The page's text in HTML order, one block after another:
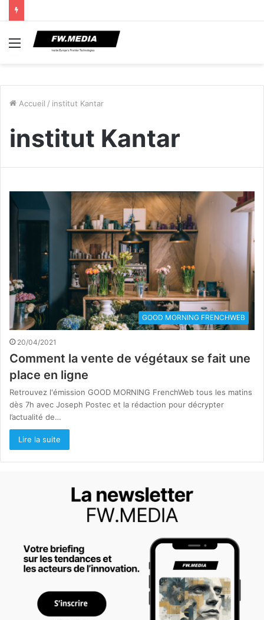
Menu
Accueil / institut Kantar
institut Kantar
GOOD MORNING FRENCHWEB
20/04/2021
Comment la vente de végétaux se fait une
place en ligne
Retrouvez l'émission GOOD MORNING FrenchWeb tous les matins
dès 7h avec Joseph Postec et la rédaction pour décrypter
l’actualité de…
Lire la suite